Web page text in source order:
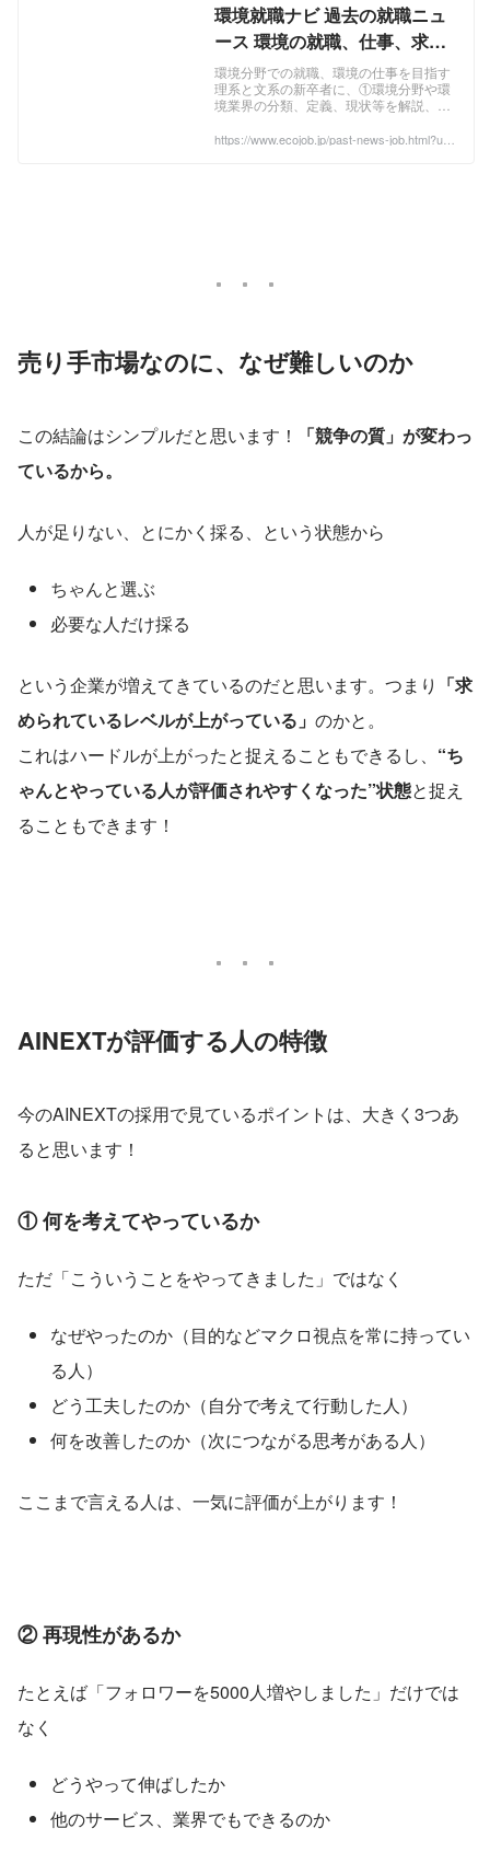
環境就職ナビ 過去の就職ニュ
ース 環境の就職、仕事、求人
情報＆会社合同説明会
環境分野での就職、環境の仕事を目指す
理系と文系の新卒者に、①環境分野や環
境業界の分類、定義、現状等を解説、②
③環境分野の会社合同説明会（環境新聞
https://www.ecojob.jp/past-news-job.html?utm
売り手市場なのに、なぜ難しいのか
この結論はシンプルだと思います！
「競争の質」が変わっ
ているから。
人が足りない、とにかく採る、という状態から
ちゃんと選ぶ
必要な人だけ採る
という企業が増えてきているのだと思います。つまり 「求
められているレベルが上がっている」 のかと。
これはハードルが上がったと捉えることもできるし、 “ち
ゃんとやっている人が評価されやすくなった”状態と捉え
ることもできます！
AINEXTが評価する人の特徴
今のAINEXTの採用で見ているポイントは、大きく3つあ
ると思います！
① 何を考えてやっているか
ただ「こういうことをやってきました」ではなく
なぜやったのか（目的などマクロ視点を常に持ってい
る人）
どう工夫したのか（自分で考えて行動した人）
何を改善したのか（次につながる思考がある人）
ここまで言える人は、一気に評価が上がります！
② 再現性があるか
たとえば「フォロワーを5000人増やしました」だけでは
なく
どうやって伸ばしたか
他のサービス、業界でもできるのか